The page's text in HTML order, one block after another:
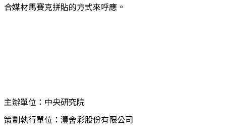
合媒材馬賽克拼貼的方式來呼應。
主辦單位：中央研究院
策劃執行單位：灃舍彩股份有限公司